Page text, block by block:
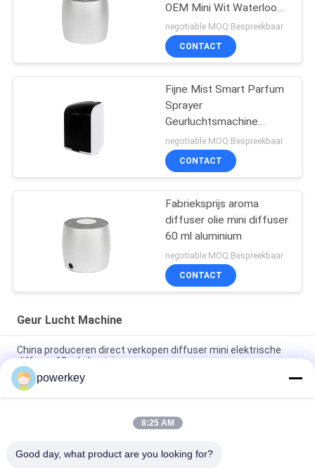
OEM Mini Wit Waterloos
Diffuser
negotiable MOQ:Bespreekbaar
CONTACT
Fijne Mist Smart Parfum
Sprayer
Geurluchtsmachine
Plastic Rohs Fcc
Goedkeuring Aroma
negotiable MOQ:Bespreekbaar
CONTACT
Fabrieksprijs aroma
diffuser olie mini diffuser
60 ml aluminium
negotiable MOQ:Bespreekbaar
CONTACT
Geur Lucht Machine
China produceren direct verkopen diffuser mini elektrische
diffuser 60 ml aluminium
Fabriek directe verkoopprijs aroma etherische olie mini
diffuser 60ml aluminium
100 ml Premium Essentiële Olie Diffuser Machine
powerkey
8:25 AM
Good day, what product are you looking for?